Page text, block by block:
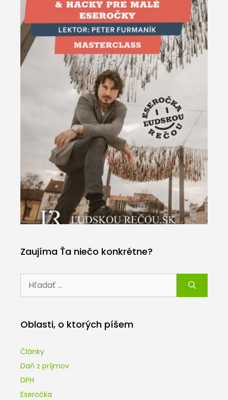
Zaujíma Ťa niečo konkrétne?
Oblasti, o ktorých píšem
Články
Daň z príjmov
DPH
Eseročka